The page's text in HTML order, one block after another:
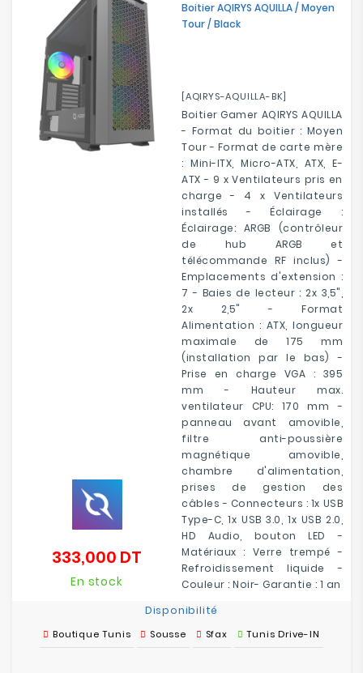
Boitier AQIRYS AQUILLA / Moyen
Tour / Black
[AQIRYS-AQUILLA-BK]
Boitier Gamer AQIRYS AQUILLA
- Format du boitier : Moyen
Tour - Format de carte mère
: Mini-ITX, Micro-ATX, ATX, E-
ATX - 9 x Ventilateurs pris en
charge - 4 x Ventilateurs
installés - Éclairage :
Éclairage: ARGB (contrôleur
de hub ARGB et
télécommande RF inclus) -
Emplacements d'extension :
7 - Baies de lecteur : 2x 3,5",
2x 2,5" - Format
Alimentation : ATX, longueur
maximale de 175 mm
(installation par le bas) -
Prise en charge VGA : 395
mm - Hauteur max.
ventilateur CPU: 170 mm -
panneau avant amovible,
filtre anti-poussière
magnétique amovible,
chambre d'alimentation,
prises de gestion des
câbles - Connecteurs : 1x USB
Type-C, 1x USB 3.0, 1x USB 2.0,
HD Audio, bouton LED -
Matériaux : Verre trempé -
Refroidissement liquide -
Couleur : Noir- Garantie : 1 an
333,000 DT
En stock
Disponibilité
Boutique Tunis Sousse Sfax Tunis Drive-IN